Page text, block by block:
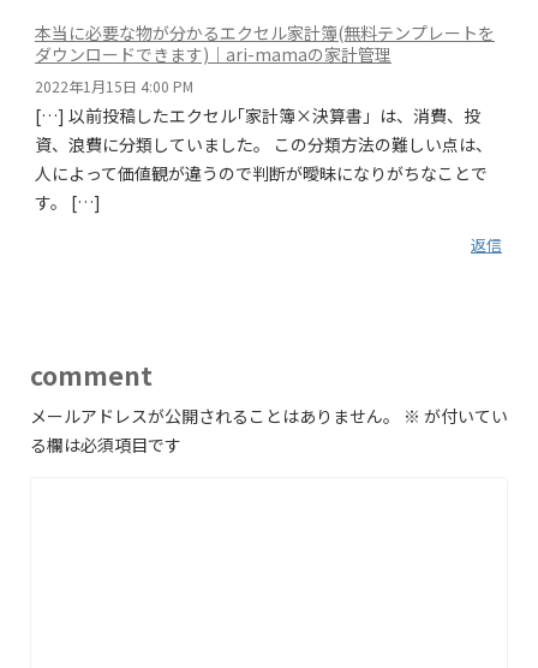
本当に必要な物が分かるエクセル家計簿(無料テンプレートを
ダウンロードできます)｜ari-mamaの家計管理
2022年1月15日 4:00 PM
[…] 以前投稿したエクセル｢家計簿×決算書」は、消費、投
資、浪費に分類していました。 この分類方法の難しい点は、
人によって価値観が違うので判断が曖昧になりがちなことで
す。 […]
返信
comment
メールアドレスが公開されることはありません。 ※ が付いてい
る欄は必須項目です